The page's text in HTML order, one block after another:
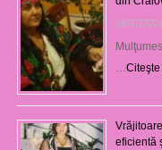
28/07/
…
eficientă